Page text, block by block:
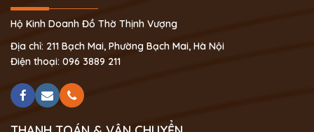
Hộ Kinh Doanh Đồ Thờ Thịnh Vượng
Địa chỉ: 211 Bạch Mai, Phường Bạch Mai, Hà Nội
Điện thoại: 096 3889 211